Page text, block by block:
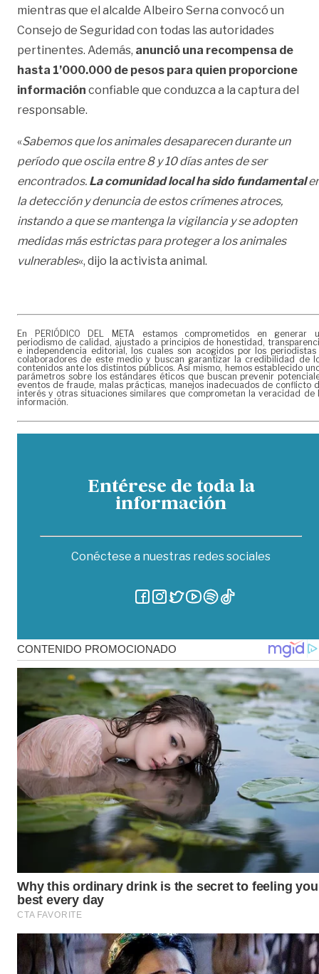
mientras que el alcalde Albeiro Serna convocó un
Consejo de Seguridad con todas las autoridades
pertinentes. Además, anunció una recompensa de
hasta 1’000.000 de pesos para quien proporcione
información confiable que conduzca a la captura del
responsable.
«Sabemos que los animales desaparecen durante un
período que oscila entre 8 y 10 días antes de ser
encontrados. La comunidad local ha sido fundamental
la detección y denuncia de estos crímenes atroces,
instando a que se mantenga la vigilancia y se adopten
medidas más estrictas para proteger a los animales
vulnerables«, dijo la activista animal.
En PERIÓDICO DEL META estamos comprometidos en generar
periodismo de calidad, ajustado a principios de honestidad,
e independencia editorial, los cuales son acogidos por los periodistas
colaboradores de este medio y buscan garantizar la credibilidad de
contenidos ante los distintos públicos. Así mismo, hemos establecido
parámetros sobre los estándares éticos que buscan prevenir
eventos de fraude, malas prácticas, manejos inadecuados de conflicto
interés y otras situaciones similares que comprometan la veracidad de
información.
Entérese de toda la
información
Conéctese a nuestras redes sociales